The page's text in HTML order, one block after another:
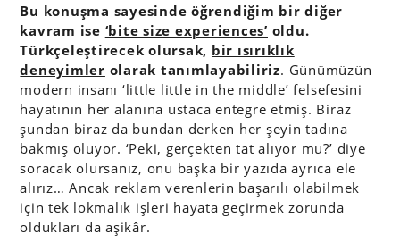
Bu konuşma sayesinde öğrendiğim bir diğer
kavram ise ‘bite size experiences’ oldu.
Türkçeleştirecek olursak, bir ısırıklık
deneyimler olarak tanımlayabiliriz. Günümüzün
modern insanı ‘little little in the middle’ felsefesini
hayatının her alanına ustaca entegre etmiş. Biraz
şundan biraz da bundan derken her şeyin tadına
bakmış oluyor. ‘Peki, gerçekten tat alıyor mu?’ diye
soracak olursanız, onu başka bir yazıda ayrıca ele
alırız… Ancak reklam verenlerin başarılı olabilmek
için tek lokmalık işleri hayata geçirmek zorunda
oldukları da aşikâr.